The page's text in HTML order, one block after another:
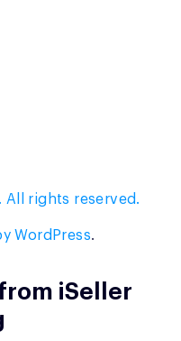
rights reserved.
WordPress.
iSeller